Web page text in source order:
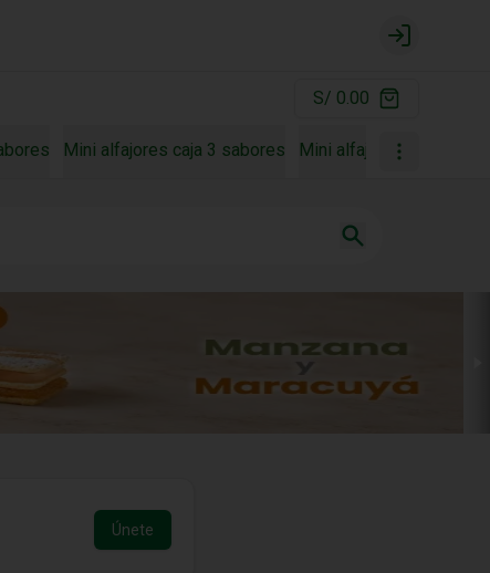
Login
S/ 0.00
Mini alfajores caja 3 sabores Mini alfajores caja 4
Únete